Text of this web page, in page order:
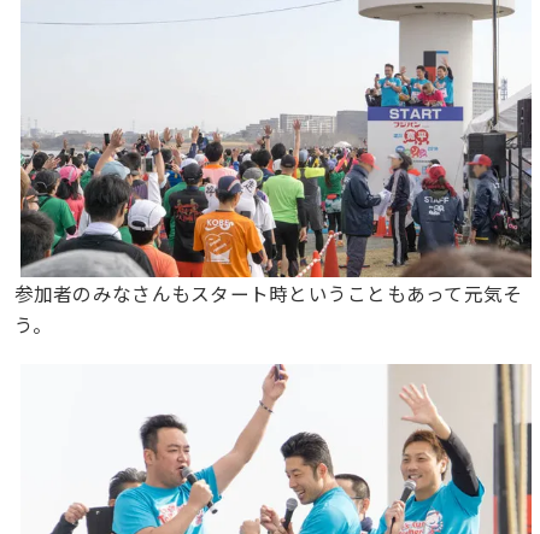
参加者のみなさんもスタート時ということもあって元気そ
う。